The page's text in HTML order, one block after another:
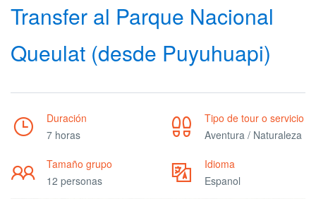
Transfer al Parque Nacional
Queulat (desde Puyuhuapi)
Duración
7 horas
Tipo de tour o servicio
Aventura / Naturaleza
Tamaño grupo
12 personas
Idioma
Espanol